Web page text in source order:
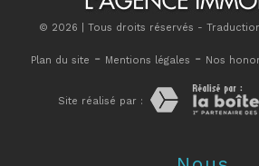
© 2026 | Tous droits réservés -
Plan du site - Mentions légales - Nos
Site réalisé par :